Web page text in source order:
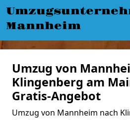
Mannheim
Umzug von
Klingenberg am
Gratis-Angebot
Umzug von Mannheim nach